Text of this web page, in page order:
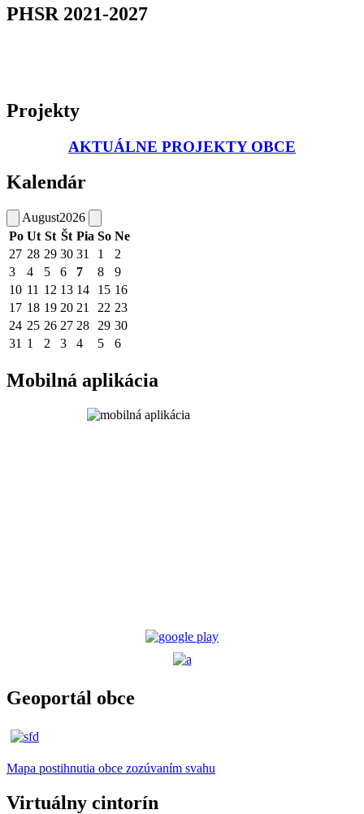
PHSR 2021-2027
Projekty
AKTUÁLNE PROJEKTY OBCE
Kalendár
August2026
Po Ut St Št Pia So Ne
27 28 29 30 31 1
2
3
4 5 6 7 8
9
10 11 12 13 14 15 16
17 18 19 20 21 22 23
24 25 26 27 28 29 30
31 1 2 3 4 5 6
Mobilná aplikácia
Geoportál obce
Mapa postihnutia obce zozúvaním svahu
Virtuálny cintorín